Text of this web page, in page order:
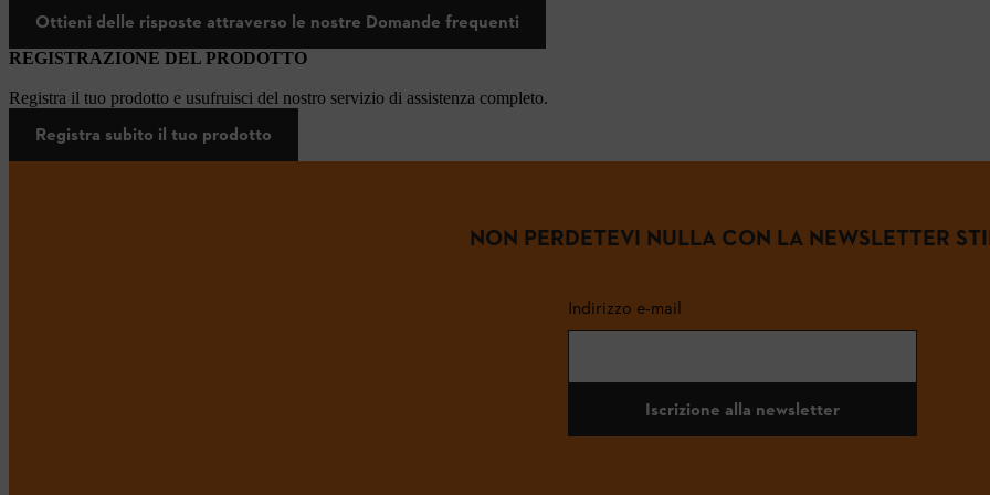
Ottieni delle risposte attraverso le nostre Domande frequenti
REGISTRAZIONE DEL PRODOTTO
Registra il tuo prodotto e usufruisci del nostro servizio di assistenza completo.
Registra subito il tuo prodotto
NON PERDETEVI NULLA CON LA NEWSLETTER
Indirizzo e-mail
Iscrizione alla newsletter